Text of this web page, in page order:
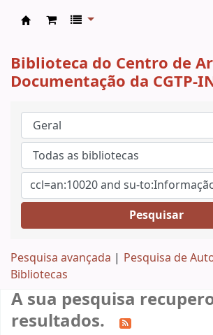
Biblioteca do Centro de
Documentação da CGTP-
Pesquisar
Pesquisa avançada
Pesquisa de
Bibliotecas
A sua pesquisa
resultados.